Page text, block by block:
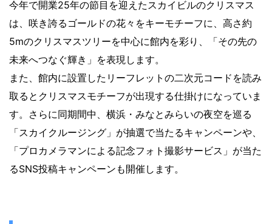
今年で開業25年の節目を迎えたスカイビルのクリスマス
は、咲き誇るゴールドの花々をキーモチーフに、高さ約
5mのクリスマスツリーを中心に館内を彩り、「その先の
未来へつなぐ輝き」を表現します。
また、館内に設置したリーフレットの二次元コードを読み
取るとクリスマスモチーフが出現する仕掛けになっていま
す。さらに同期間中、横浜・みなとみらいの夜空を巡る
「スカイクルージング」が抽選で当たるキャンペーンや、
「プロカメラマンによる記念フォト撮影サービス」が当た
るSNS投稿キャンペーンも開催します。